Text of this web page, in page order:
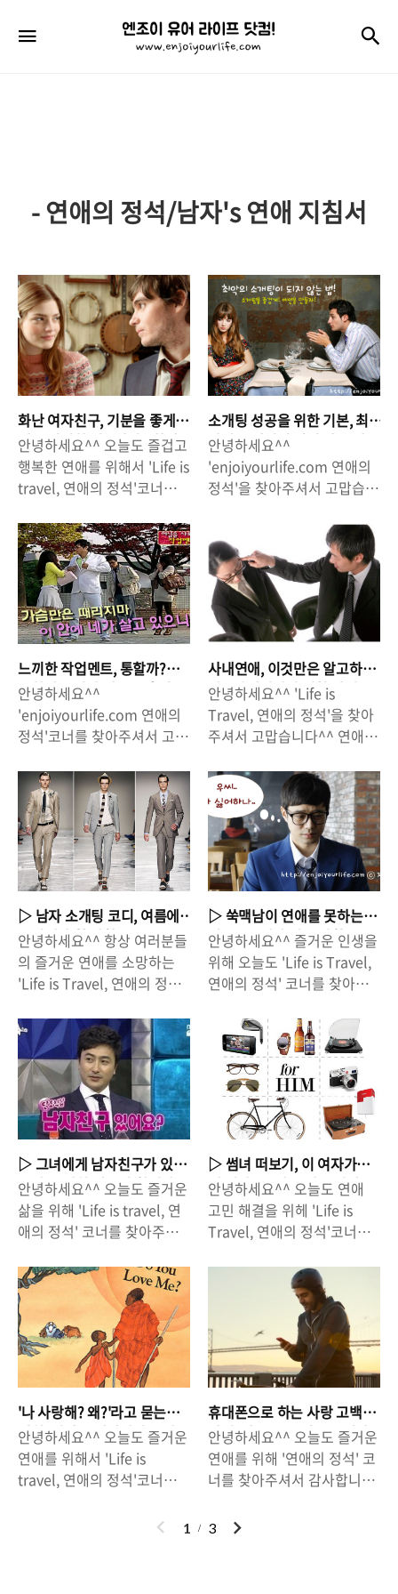
엔
조
이
닷
컴!
- 연애의 정석/남자's 연애 지침서
화난 여자친구, 기분을 좋게
해 주기위한 팁 7가지 - 화난
여자를 달래는 방법!
안녕하세요^^ 오늘도 즐겁고
행복한 연애를 위해서 'Life is
travel, 연애의 정석'코너를
를 하게되면 처음에는 서로를
바라보는 것만으로도 즐겁고
행복한 시간을 보내게 됩니
다. 시간이 지나면서 서로에
대해서 더 많이 알아가게 되
고, 더 깊이 사랑하게 되기도
하지만 한편으로는 말다툼을
할 때도있고, 싸우게 될 때도
있습니다. 꼭 그런것도 아니
고 그래야만하는 것도 아니지
만, 연인끼리 싸우거나 서로
대부분의 남자들이 '난처한
상황'에 직면하게 됩니다. 이
상황, 냉기가 흐르는 이 상황
을 타개해야 할 방법을 찾아
야 할 임무를 가진건 대체로
'남자'들입니다. 그래서 남자
들은 '여자친구'의 기분을 좋
게 해 주는 방법을 알고 있을
필요가 있죠^^ 그래서 ..
소개팅 성공을 위한 기본, 최
악의 소개팅이 되지 않는 방
법.
안녕하세요^^
'enjoiyourlife.com 연애의
정석'을 찾아주셔서 고맙습니
나날이 이어지고 있습니다.
일교차가 크긴하지만 파란 하
늘과 상쾌한 공기가 솔로들의
마음을 들썩이게 하는 날씨네
요^^ 주변에서 소개팅을 하
는 사람들을 흔히 볼 수 있는
데요, 소개팅에 나가서 연인
으로 발전하지는 못하더라도
'최악'의 소개팅은 하지 말아
야한다는 생각이 듭니다. 시
간과 돈을 들이고 많은 기대
개팅 자리를 즐겁고 유쾌하게
보낸다면, 첫인상은 별로였더
라도 긍정적인 관계로 발전할
수 있다는 사실! 오늘은 '소개
팅 성공을 위한 기본 자세, 최
악의 소개팅이 되지 않는 방
법'에 대해서 이야기해볼까
합니다^^ △ 소개팅! 기다림
과 설렘, 시간과 돈을 들이는
자리. 그만큼 ..
느끼한 작업멘트, 통할까?
통한다! - 여자 마음을 훔치
는 말
안녕하세요^^
'enjoiyourlife.com 연애의
정석'코너를 찾아주셔서 고맙
좋은 날씨가 계속되고 있습니
다. 무덥고 비오던 날씨는 온
데간데없고 햇살이 내리쬐면
서 연애를 부르는 날씨네요 :)
연애의 계절이와서 그런지 주
변에 소개팅을 하는 사람들도
하나 둘 씩 늘어나는 모습이
보입니다. 연말을 연인과 함
께 보내기 위해서는 미리 준
비해야겠죠?^^ 오늘은 많은
남자들이 '작업멘트'에 대해
다. 썸녀 혹은 마음에 드는 여
자를 향해 던지는 남자의 '작
업 멘트'라고 불리는 '느끼한
멘트'. 생각만해도 오글거리
는 '작업멘트'를 던지면 여자
는 어떤 생각이 들까요? 그래
서 준비했습니다. "남자의 느
끼한 작업멘트, 통할까?" △
신사의 작업 멘트(왼쪽부터)
신사 : ..
사내연애, 이것만은 알고하
자 - 사내연애의 법칙 다섯
가지.
안녕하세요^^ 'Life is
Travel, 연애의 정석'을 찾아
주셔서 고맙습니다^^ 연애하
다! 연애를 하기 위해 이곳저
곳을 기웃거리며 수 많은 이
성을 만나보았지만, 마음 맞
는 연인을 찾는 것이 쉬운일
은 아닙니다. 결국, 돌고 돌다
가 돌아오는 곳이 바로 '같은
직장' 혹은 '같은 학교'가 되는
경우가 많습니다^^ 물론, 큰
빌딩안에서 여러 회사가 함께
모여있는 곳이라면 회사를 오
가면서 여러번 마주친 다른
수도 있지만, 가장 관심이 가
는 사람은 '같은 회사'의 사람
입니다. 매일 보면서 대화를
나누다보면 호감을 가질 수도
있는 것이죠. 두근두근 사내
연애. 그렇지만, 이런 사내연
애에도 지켜야할 법칙이 있다
는 사실! '사내연애'를 하고있
거나, 꿈꾸는 사람들이라..
▷ 남자 소개팅 코디, 여름에
조심해야 할 사항들.
안녕하세요^^ 항상 여러분들
의 즐거운 연애를 소망하는
'Life is Travel, 연애의 정
름! 너무너무 덥습니다. 덥기
만 하면 그래도 견딜 만 할 것
같지만, '습도'까지 높다보니
정말 '짜증'이 치밀어오르는
그런 날씨입니다^^ 살인을
부르는 날씨라고도 하죠! 소
개팅! 여름 소개팅은 '옷 스타
일-패션'에 신경을 쓰지 않을
래야 안 쓸수가 없습니다. 더
운 여름, 갖춰 입자니 너무 더
운 것 같고, 그렇다고 대충 나
는 여름입니다. 많은 남자들
의 고민인 '여름 소개팅 코
디'에 있어서 '주의사항'에 대
해서 이야기 해볼까합니다^^
얼굴, 키, 센스를 갖추었다고
해도 기본이 안되면 오래 갈
수 없습니다. 소개팅 코디를
하면서 이것만 피한다면, 그
래도 보통..
▷ 쑥맥남이 연애를 못하는
이유 - 쑥맥남 필독 사항
안녕하세요^^ 즐거운 인생을
위해 오늘도 'Life is Travel,
연애의 정석' 코너를 찾아주
을 보면 참 쉽게 하는 것 같은
데, 왜 나한테는 어려운 걸까
요? '내가 연애를 못하는 이
유'가 뭘까요? 거울을 봐도 멀
쩡하게 생겼고, 스타일이 구
린 것도 아닌데, 왜 나는 '연애
못하는 남자'로 불리는 걸까
요? 의문입니다. 공대생이라
서 여자를 못 만나봐서 그런
건가요? 소위 말하는 '쑥맥
남'이라고 불리는 사람들이
쑥맥남이라고 생각하는 사람
이 있습니다. 나보다 더 찌질
해 보이는 친구도 '연애'라는
걸 하는데, 왜 나는 연애를 못
하고 있을까요. 그래서 오늘
은 "쑥맥남, 그가 연애를 못하
는 이유"에 대해서 이야기 해
볼까 합니다^^ 쑥맥남도 연
애를 할 수..
▷ 그녀에게 남자친구가 있
을까? - 남친 있는지 확인하
는 방법.
안녕하세요^^ 오늘도 즐거운
삶을 위해 'Life is travel, 연
애의 정석' 코너를 찾아주셔
된 그녀. 그녀에게 끌리기 시
작했나요? 그녀를 내 여자친
구로 만들고 싶은데, 가장 먼
저 알아야 될 것은 '그녀에게
남자친구가 있느냐'는것입니
다. 남자친구가 있으면 골키
퍼를 없앨 것인가 포기해야
할 것인가를 결정해야하고,
남자친구가 없다면 '나의 여
자친구'로 만들기 위한 프로
젝트, 일명 '작업'에 들어가야
구가 있느냐, 없느냐. 남친 여
▷ 썸녀 떠보기, 이 여자가
내 여자? 고백을 해도 될까?
안녕하세요^^ 오늘도 연애
고민 해결을 위헤 'Life is
Travel, 연애의 정석'코너를
가 다르게 더워지는 것 같습
니다. 무더위에 열대야까지,
정말 불쾌지수는 하늘을 찌르
고 그녀의 마음은 도저히 알
수가 없습니다. 썸녀에게 '고
백을 할까 말까', 고민이 되는
오늘입니다. 썸녀에게 카톡을
보냈는데, 답장이 너무 늦게
오는 걸 보니 나에게 마음이
없는 것 같기도 합니다. 데이
트 신청을 했는데, '무슨 옷을
하고 '선물을 준비해 볼까'하
'나 사랑해? 왜?'라고 묻는
여친. 뭐라고 대답하면 좋아
할까?
안녕하세요^^ 오늘도 즐거운
연애를 위해서 'Life is
travel, 연애의 정석'코너를
씨가 하루가 다르게 더워지
휴대폰으로 하는 사랑 고백
방법: 광고 속 프러포즈 이야
기.
안녕하세요^^ 오늘도 즐거운
연애를 위해 '연애의 정석' 코
너를 찾아주셔서 감사합니
고 본격적인 무더위가 시작되
이
1 3
다